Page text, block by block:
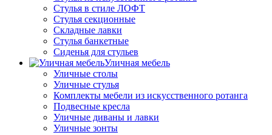
Стулья в стиле ЛОФТ
Стулья секционные
Складные лавки
Стулья банкетные
Сиденья для стульев
Уличная мебель
Уличные столы
Уличные стулья
Комплекты мебели из искусственного ротанга
Подвесные кресла
Уличные диваны и лавки
Уличные зонты